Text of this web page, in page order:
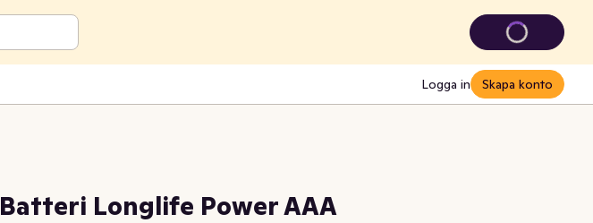
Logga in Skapa konto
Batteri Longlife Power AAA